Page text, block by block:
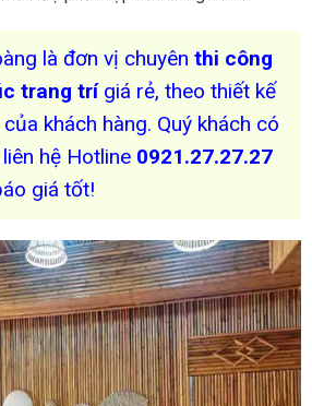
là đơn vị chuyên thi công
trang trígiá rẻ, theo thiết kế
khách hàng. Quý khách có
hệ Hotline 0921.27.27.27
giá tốt!